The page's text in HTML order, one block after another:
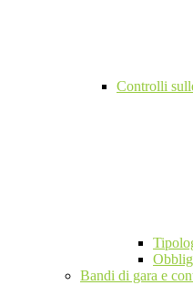
Controlli
Bandi di gara e